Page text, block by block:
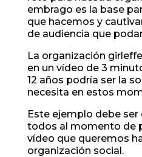
embrago es la base
que hacemos y
de audiencia que
La organización
en un vídeo de 3
12 años podría ser la
necesita en estos
Este ejemplo debe
todos al momento de
vídeo que queremos
organización social.